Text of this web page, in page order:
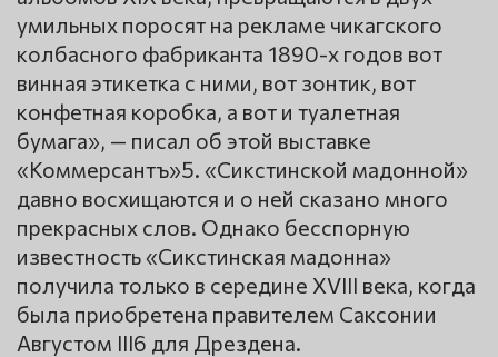
умильных поросят на рекламе чикагского
колбасного фабриканта 1890-х годов вот
винная этикетка с ними, вот зонтик, вот
конфетная коробка, а вот и туалетная
бумага», — писал об этой выставке
«Коммерсантъ»5. «Сикстинской мадонной»
давно восхищаются и о ней сказано много
прекрасных слов. Однако бесспорную
известность «Сикстинская мадонна»
получила только в середине XVIII века, когда
была приобретена правителем Саксонии
Августом III6 для Дрездена.